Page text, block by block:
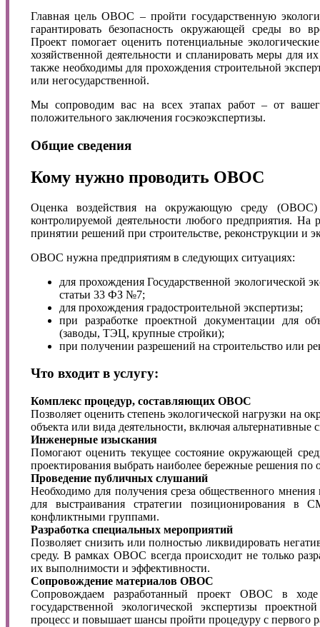
Главная цель ОВОС – пройти государственную
гарантировать безопасность окружающей среды во
Проект помогает оценить потенциальные
хозяйственной деятельности и спланировать меры для
также необходимы для прохождения строительной
или негосударственной.
Мы сопроводим вас на всех этапах работ – от
положительного заключения госэкоэкспертизы.
Общие сведения
Кому нужно проводить ОВОС
Оценка воздействия на окружающую среду (ОВОС)
контролируемой деятельности любого предприятия. На
принятии решений при строительстве, реконструкции и
ОВОС нужна предприятиям в следующих ситуациях:
для прохождения Государственной экологической
статьи 33 ФЗ №7;
для прохождения градостроительной экспертизы;
при разработке проектной документации для
(заводы, ТЭЦ, крупные стройки);
при получении разрешений на строительство или
Что входит в услугу:
Комплекс процедур, составляющих ОВОС
Позволяет оценить степень экологической нагрузки на
объекта или вида деятельности, включая альтернативные
Инженерные изыскания
Помогают оценить текущее состояние окружающей
проектирования выбрать наиболее бережные решения
Проведение публичных слушаний
Необходимо для получения среза общественного
для выстраивания стратегии позиционирования
конфликтными группами.
Разработка специальных мероприятий
Позволяет снизить или полностью ликвидировать
среду. В рамках ОВОС всегда происходит не только
их выполнимости и эффективности.
Сопровождение материалов ОВОС
Сопровождаем разработанный проект ОВОС в ходе
государственной экологической экспертизы
процесс и повышает шансы пройти процедуру с первого